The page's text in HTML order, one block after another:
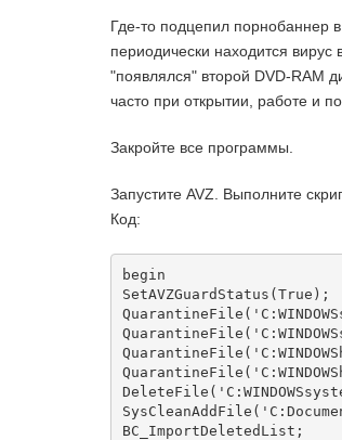
Где-то подцепил порнобаннер
периодически находится
"появлялся" второй DVD-RAM
часто при открытии, работе и
Закройте все программы.
Запустите AVZ. Выполните
Код:
begin
SetAVZGuardStatus(True);
BC_ImportDeletedList;